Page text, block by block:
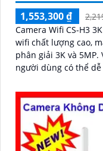
1,553,300 ₫
Camera Wifi CS-H3
wifi chất lượng cao,
phân giải 3K và 5MP. Với khả năng kết nối không dây,
người dùng có thể